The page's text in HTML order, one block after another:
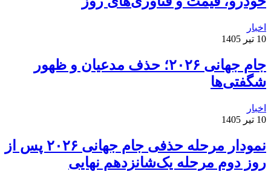
اخبار
10 تیر 1405
جام جهانی ۲۰۲۶؛ حذف مدعیان و ظهور
شگفتی‌ها
اخبار
10 تیر 1405
نمودار مرحله حذفی جام جهانی ۲۰۲۶ پس از
روز دوم مرحله یک‌شانزدهم نهایی